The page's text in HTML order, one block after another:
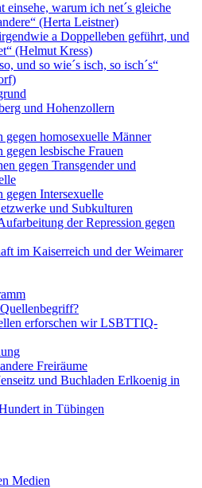
warum ich net´s gleiche
(Herta Leistner)
a Doppelleben geführt, und
(Helmut Kress)
und so wie´s isch, so isch´s“
und Hohenzollern
gegen homosexuelle Männer
gegen lesbische Frauen
gegen Transgender und
gegen Intersexuelle
und Subkulturen
der Repression gegen
im Kaiserreich und der Weimarer
erforschen wir LSBTTIQ-
Freiräume
und Buchladen Erlkoenig in
in Tübingen
Medien